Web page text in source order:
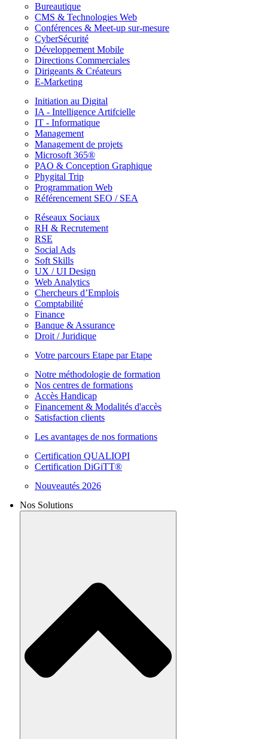
Bureautique
CMS & Technologies Web
Conférences & Meet-up sur-mesure
CyberSécurité
Développement Mobile
Directions Commerciales
Dirigeants & Créateurs
E-Marketing
Initiation au Digital
IA - Intelligence Artifcielle
IT - Informatique
Management
Management de projets
Microsoft 365®
PAO & Conception Graphique
Phygital Trip
Programmation Web
Référencement SEO / SEA
Réseaux Sociaux
RH & Recrutement
RSE
Social Ads
Soft Skills
UX / UI Design
Web Analytics
Chercheurs d’Emplois
Comptabilité
Finance
Banque & Assurance
Droit / Juridique
Votre parcours Etape par Etape
Notre méthodologie de formation
Nos centres de formations
Accès Handicap
Financement & Modalités d'accès
Satisfaction clients
Les avantages de nos formations
Certification QUALIOPI
Certification DiGiTT®
Nouveautés 2026
Nos Solutions